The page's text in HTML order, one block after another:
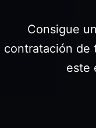
Consigue
contratación de
este